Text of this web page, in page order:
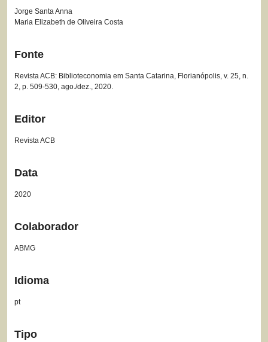
Jorge Santa Anna
Maria Elizabeth de Oliveira Costa
Fonte
Revista ACB: Biblioteconomia em Santa Catarina, Florianópolis, v. 25, n.
2, p. 509-530, ago./dez., 2020.
Editor
Revista ACB
Data
2020
Colaborador
ABMG
Idioma
pt
Tipo